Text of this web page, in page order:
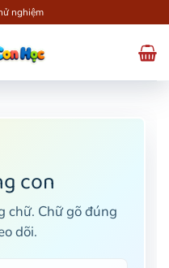
nghiệm
con
chữ. Chữ gõ đúng
dõi.